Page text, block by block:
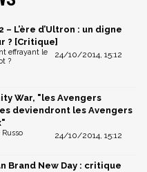
– L’ère d’Ultron : un digne
? [Critique]
24/10/2014, 15:12
effrayant le
?
War, "les Avengers
deviendront les Avengers
24/10/2014, 15:12
Brand New Day : critique